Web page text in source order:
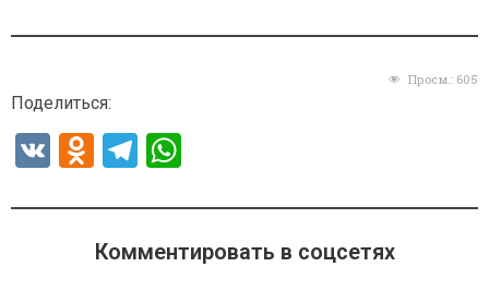
Просм.: 605
Поделиться:
V
O
n
o
T
e
gr
at
s
Комментировать в соцсетях